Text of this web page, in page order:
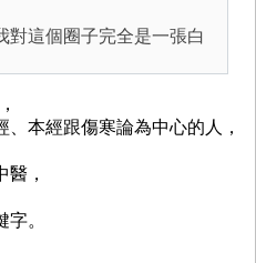
對這個圈子完全是一張白
本經跟傷寒論為中心的人，
，
。